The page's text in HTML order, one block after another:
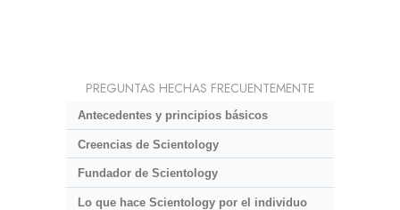
PREGUNTAS HECHAS FRECUENTEMENTE
Antecedentes y principios básicos
Creencias de Scientology
Fundador de Scientology
Lo que hace Scientology por el individuo